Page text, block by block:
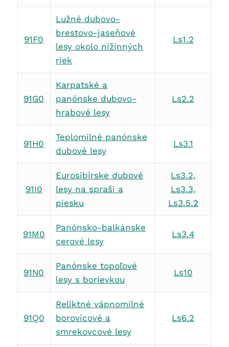
91F0
Lužné dubovo-
brestovo-jaseňové
lesy okolo nížinných
riek
Ls1.2
91G0
Karpatské a
panónske dubovo-
hrabové lesy
Ls2.2
91H0
Teplomilné panónske
dubové lesy
Ls3.1
91I0
Eurosibírske dubové
lesy na spraši a
piesku
Ls3.2,
Ls3.3,
Ls3.5.2
91M0
Panónsko-balkánske
cerové lesy
Ls3.4
91N0
Panónske topoľové
lesy s borievkou
Ls10
91Q0
Reliktné vápnomilné
borovicové a
smrekovcové lesy
Ls6.2